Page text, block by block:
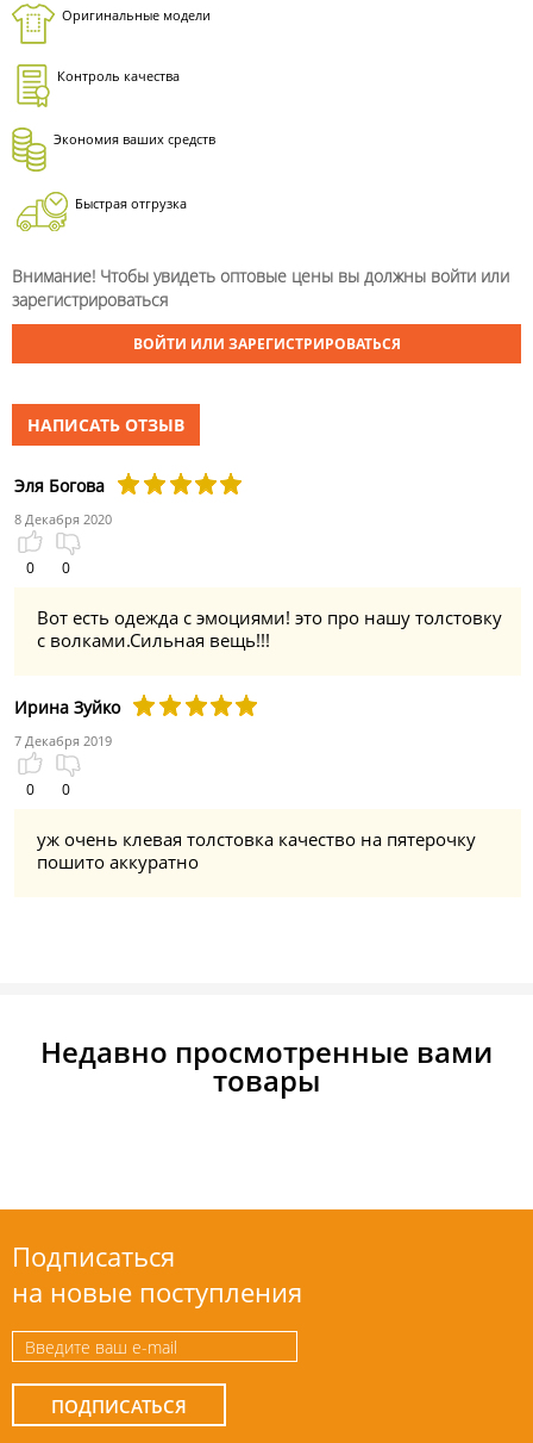
Оригинальные модели
Контроль качества
Экономия ваших средств
Быстрая отгрузка
Внимание! Чтобы увидеть оптовые цены вы должны войти или
зарегистрироваться
ВОЙТИ ИЛИ ЗАРЕГИСТРИРОВАТЬСЯ
НАПИСАТЬ ОТЗЫВ
Эля Богова
8 Декабря 2020
0 0
Вот есть одежда с эмоциями! это про нашу толстовку
с волками.Сильная вещь!!!
Ирина Зуйко
7 Декабря 2019
0 0
уж очень клевая толстовка качество на пятерочку
пошито аккуратно
Недавно просмотренные вами
товары
Подписаться
на новые поступления
ПОДПИСАТЬСЯ